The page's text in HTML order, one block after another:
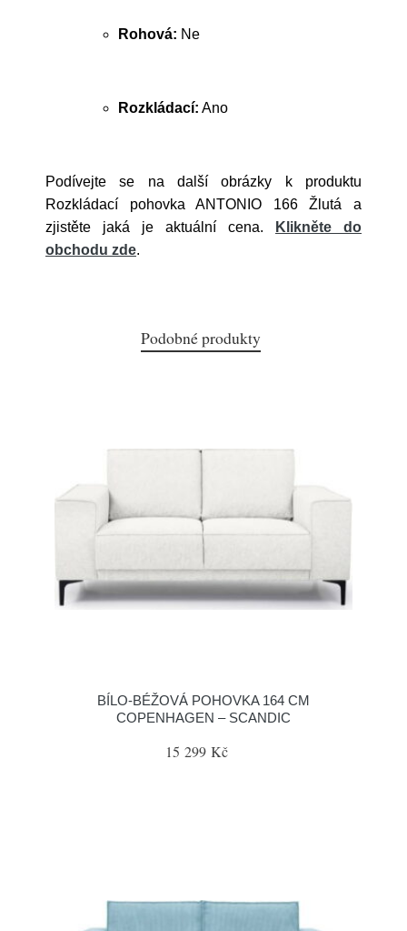
Rohová: Ne
Rozkládací: Ano
Podívejte se na další obrázky k produktu
Rozkládací pohovka ANTONIO 166 Žlutá a
zjistěte jaká je aktuální cena.
Klikněte do
obchodu zde.
Podobné produkty
BÍLO-BÉŽOVÁ POHOVKA 164 CM
COPENHAGEN – SCANDIC
15 299 Kč